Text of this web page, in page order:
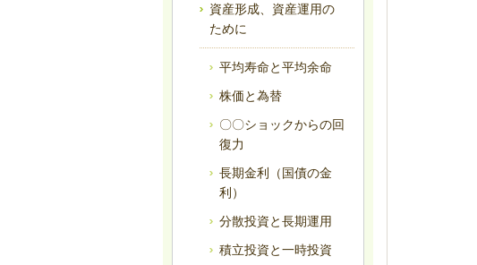
資産形成、資産運用の
ために
平均寿命と平均余命
株価と為替
〇〇ショックからの回
復力
長期金利（国債の金
利）
分散投資と長期運用
積立投資と一時投資